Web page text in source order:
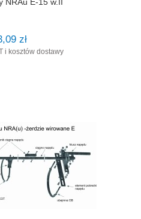
zł
i kosztów dostawy